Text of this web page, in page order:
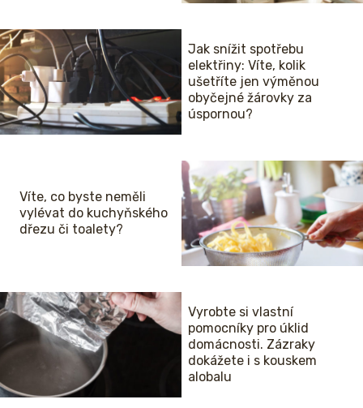
Jak snížit spotřebu
elektřiny: Víte, kolik
ušetříte jen výměnou
obyčejné žárovky za
úspornou?
Víte, co byste neměli
vylévat do kuchyňského
dřezu či toalety?
Vyrobte si vlastní
pomocníky pro úklid
domácnosti. Zázraky
dokážete i s kouskem
alobalu